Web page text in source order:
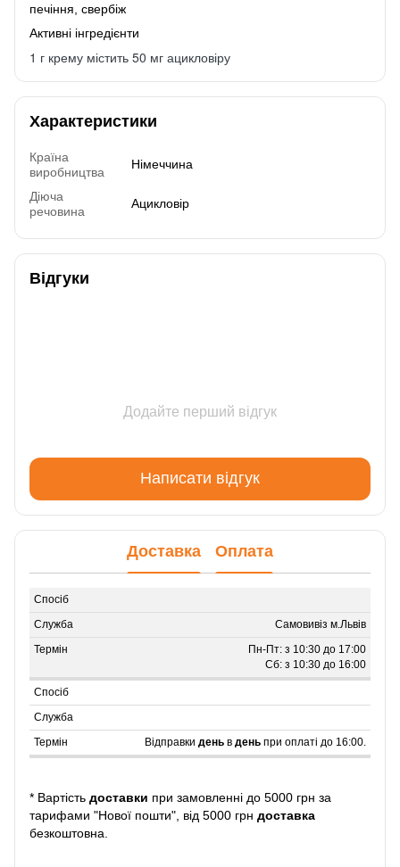
печіння, свербіж
Активні інгредієнти
1 г крему містить 50 мг ацикловіру
Характеристики
Країна
виробництва
Німеччина
Діюча
речовина
Ацикловір
Відгуки
Додайте перший відгук
Написати відгук
Доставка Оплата
Самовивіз м.Львів
Пн-Пт: з 10:30 до 17:00
Сб: з 10:30 до 16:00
Відправки день в день при оплаті до 16:00.
* Вартість доставки при замовленні до 5000 грн за
тарифами "Нової пошти", від 5000 грн доставка
безкоштовна.